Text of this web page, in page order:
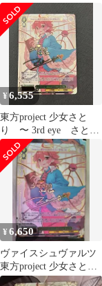
LNR
¥6,555
東方project 少女さと
り 〜 3rd eye さと
り LNR 古明地さとり
¥6,650
ヴァイスシュヴァルツ
東方project 少女さとり
3rd eye LNRサイン